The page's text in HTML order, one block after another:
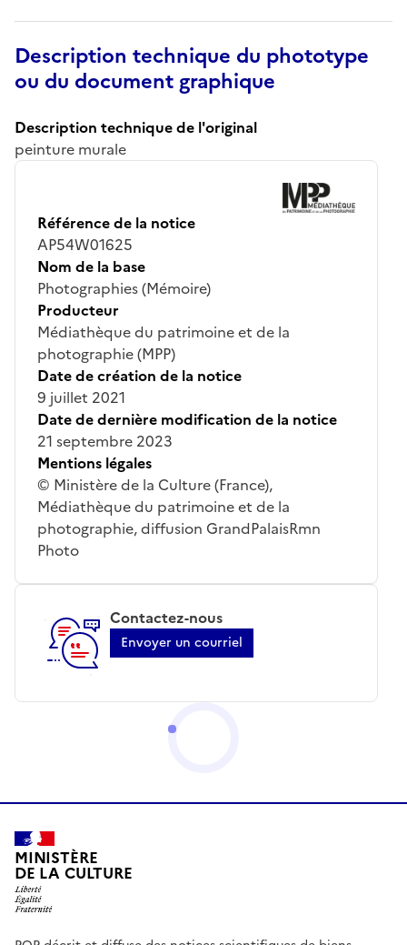
Description technique du phototype
ou du document graphique
Description technique de l'original
peinture murale
Référence de la notice
AP54W01625
Nom de la base
Photographies (Mémoire)
Producteur
Médiathèque du patrimoine et de la
photographie (MPP)
Date de création de la notice
9 juillet 2021
Date de dernière modification de la notice
21 septembre 2023
Mentions légales
© Ministère de la Culture (France),
Médiathèque du patrimoine et de la
photographie, diffusion GrandPalaisRmn
Photo
Contactez-nous
Envoyer un courriel
MINISTÈRE
DE LA CULTURE